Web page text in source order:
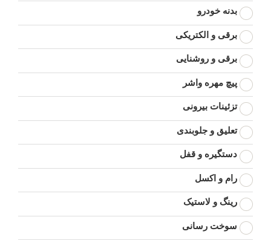
بدنه خودرو
برقی و الکتریکی
برقی و روشنایی
پیچ مهره واشر
تزئینات بیرونی
تعلیق و جلوبندی
دستگیره و قفل
رام و اکسل
رینگ و لاستیک
سوخت رسانی